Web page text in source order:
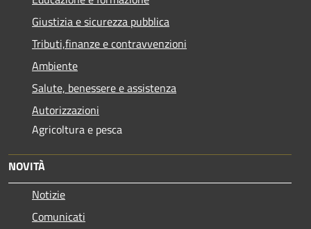
Giustizia e sicurezza pubblica
Tributi,finanze e contravvenzioni
Ambiente
Salute, benessere e assistenza
Autorizzazioni
Agricoltura e pesca
NOVITÀ
Notizie
Comunicati